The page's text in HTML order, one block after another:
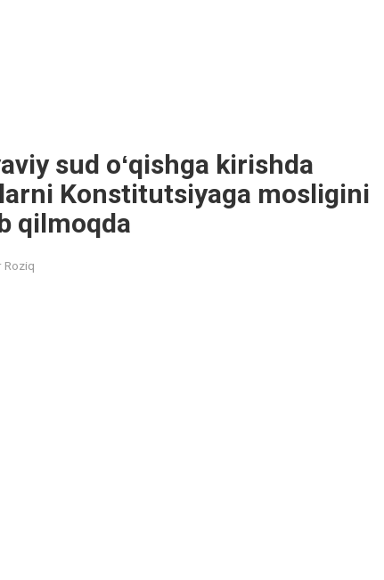
sud oʻqishga kirishda
Konstitutsiyaga mosligini
qilmoqda
Roziq